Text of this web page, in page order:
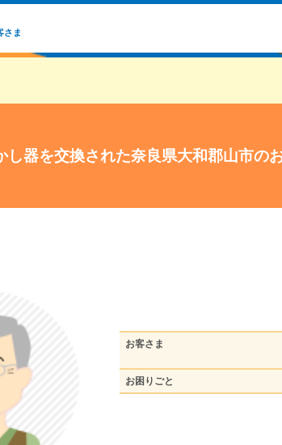
さま
し器を交換された奈良県大和郡山市の
お客さま
お困りごと